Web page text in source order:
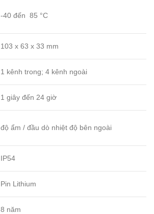
-40 đến 85 °C
103 x 63 x 33 mm
1 kênh trong; 4 kênh ngoài
1 giây đến 24 giờ
độ ẩm / đầu dò nhiệt độ bên ngoài
IP54
Pin Lithium
8 năm